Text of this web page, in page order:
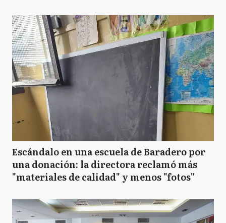
Escándalo en una escuela de Baradero por
una donación: la directora reclamó más
"materiales de calidad" y menos "fotos"